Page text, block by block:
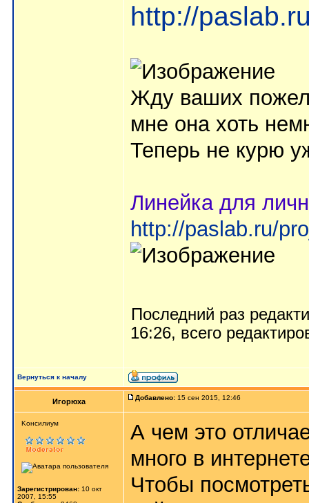
http://
Жду ваших
мне она хоть
Теперь не курю
Линейка для
http://paslab.ru/
Последний раз
16:26, всего
Вернуться к началу
Игорюха Добавлено: 15 сен 2015, 12:46
Kонсилиум
Зарегистрирован: 10 окт
2007, 15:55
А чем это
много в
Чтобы